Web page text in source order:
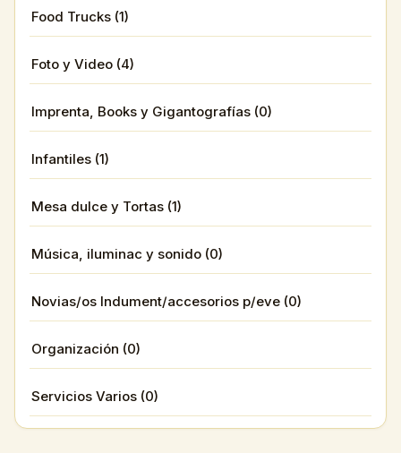
Food Trucks (1)
Foto y Video (4)
Imprenta, Books y Gigantografías (0)
Infantiles (1)
Mesa dulce y Tortas (1)
Música, iluminac y sonido (0)
Novias/os Indument/accesorios p/eve (0)
Organización (0)
Servicios Varios (0)